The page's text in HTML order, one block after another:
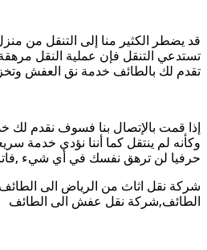
قد يضطر الكثير منا إلى التنقل من
تستدعي التنقل فإن عملية النقل
تقدم لك بالطائف خدمة نق العفش
إذا قمت بالإتصال بنا فسوف نقدم لك
وكأنه لم ينتقل كما أننا نؤدي خدمة
حرفيا لن ترهق نفسك في أي شيء
شركة نقل اثاث من الرياض الى
الطائف,شركة نقل عفش الى الطائف